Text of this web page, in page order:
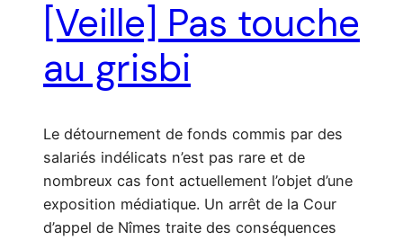
[Veille] Pas touche
au grisbi
Le détournement de fonds commis par des
salariés indélicats n’est pas rare et de
nombreux cas font actuellement l’objet d’une
exposition médiatique. Un arrêt de la Cour
d’appel de Nîmes traite des conséquences